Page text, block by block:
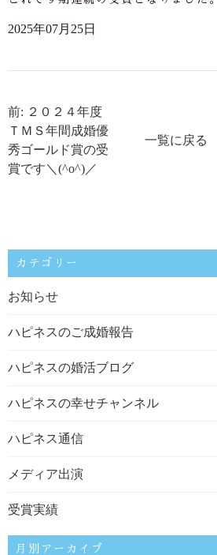
2025年07月25日
前: ２０２４年度
ＴＭＳ年間成婚優
秀ゴールド賞の受
賞です＼(^o^)／
一覧に戻る
カテゴリー
お知らせ
ハピネスのご成婚報告
ハピネスの婚活ブログ
ハピネスの幸せチャンネル
ハピネス通信
メディア出演
受賞実績
月別アーカイブ